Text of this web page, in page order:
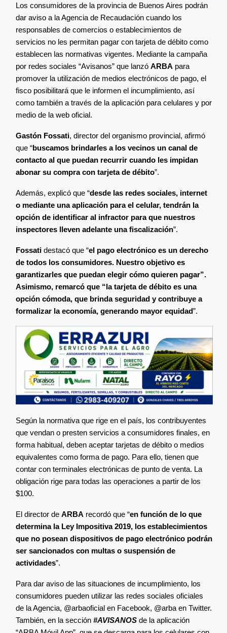
Los consumidores de la provincia de Buenos Aires podrán
dar aviso a la Agencia de Recaudación cuando los
responsables de comercios o establecimientos de
servicios no les permitan pagar con tarjeta de débito como
establecen las normativas vigentes. Mediante la campaña
por redes sociales “Avisanos” que lanzó ARBA para
promover la utilización de medios electrónicos de pago, el
fisco posibilitará que le informen el incumplimiento, así
como también a través de la aplicación para celulares y por
medio de la web oficial.
Gastón Fossati, director del organismo provincial, afirmó
que “buscamos brindarles a los vecinos un canal de
contacto al que puedan recurrir cuando les impidan
abonar su compra con tarjeta de débito”.
Además, explicó que “desde las redes sociales, internet
o mediante una aplicación para el celular, tendrán la
opción de identificar al infractor para que nuestros
inspectores lleven adelante una fiscalización”.
Fossati destacó que “el pago electrónico es un derecho
de todos los consumidores. Nuestro objetivo es
garantizarles que puedan elegir cómo quieren pagar”.
Asimismo, remarcó que “la tarjeta de débito es una
opción cómoda, que brinda seguridad y contribuye a
formalizar la economía, generando mayor equidad”.
Según la normativa que rige en el país, los contribuyentes
que vendan o presten servicios a consumidores finales, en
forma habitual, deben aceptar tarjetas de débito o medios
equivalentes como forma de pago. Para ello, tienen que
contar con terminales electrónicas de punto de venta. La
obligación rige para todas las operaciones a partir de los
$100.
El director de ARBA recordó que “en función de lo que
determina la Ley Impositiva 2019, los establecimientos
que no posean dispositivos de pago electrónico podrán
ser sancionados con multas o suspensión de
actividades”.
Para dar aviso de las situaciones de incumplimiento, los
consumidores pueden utilizar las redes sociales oficiales
de la Agencia, @arbaoficial en Facebook, @arba en Twitter.
También, en la sección #AVISANOS de la aplicación